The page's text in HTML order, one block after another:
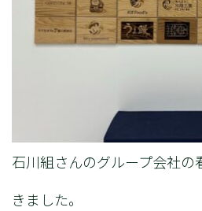
石川組さんのグループ会社の
きました。